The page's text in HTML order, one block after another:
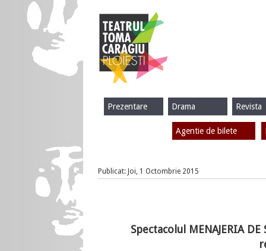
Revista
Drama
Prezentare
Agentie de bilete
Publicat: Joi, 1 Octombrie 2015
Spectacolul MENAJERIA